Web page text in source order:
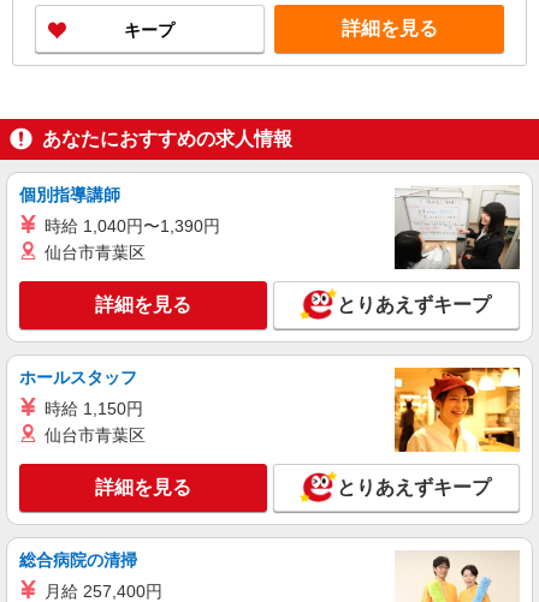
時 ※試用期間：7ヶ月 （条件に変更はありませ
ん）
キープ 詳細を見る
あなたにおすすめの求人情報
個別指導講師
時給 1,040円〜1,390円
仙台市青葉区
詳細を見る とりあえずキープ
ホールスタッフ
時給 1,150円
仙台市青葉区
詳細を見る とりあえずキープ
総合病院の清掃
月給 257,400円